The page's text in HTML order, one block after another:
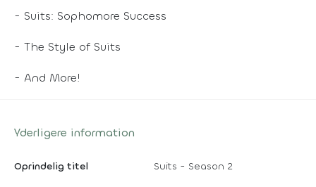
- Suits: Sophomore Success
- The Style of Suits
- And More!
Yderligere information
Oprindelig titel Suits - Season 2